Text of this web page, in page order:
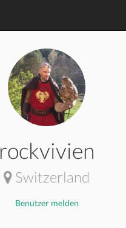
rockvivien
Switzerland
Benutzer melden